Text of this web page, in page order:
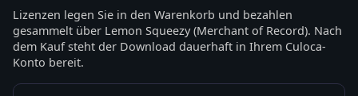
Lizenzen legen Sie in den Warenkorb und bezahlen
gesammelt über Lemon Squeezy (Merchant of Record). Nach
dem Kauf steht der Download dauerhaft in Ihrem Culoca-
Konto bereit.